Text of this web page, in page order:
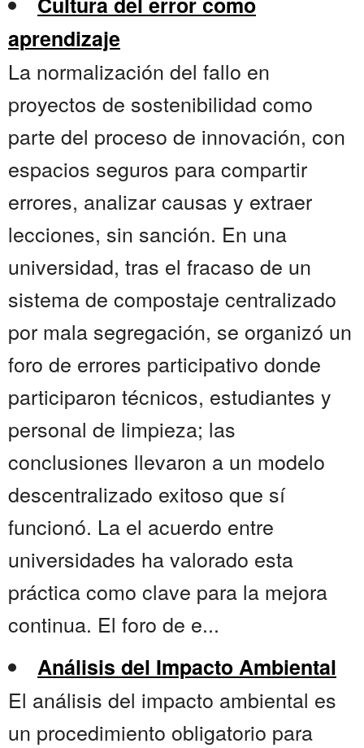
aprendizaje
La normalización del fallo en
proyectos de sostenibilidad como
parte del proceso de innovación, con
espacios seguros para compartir
errores, analizar causas y extraer
lecciones, sin sanción. En una
universidad, tras el fracaso de un
sistema de compostaje centralizado
por mala segregación, se organizó un
foro de errores participativo donde
participaron técnicos, estudiantes y
personal de limpieza; las
conclusiones llevaron a un modelo
descentralizado exitoso que sí
funcionó. La el acuerdo entre
universidades ha valorado esta
práctica como clave para la mejora
continua. El foro de e...
Análisis del Impacto Ambiental
El análisis del impacto ambiental es
un procedimiento obligatorio para